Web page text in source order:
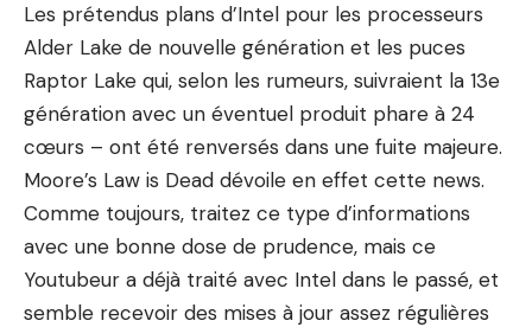
Les prétendus plans d’Intel pour les processeurs
Alder Lake de nouvelle génération et les puces
Raptor Lake qui, selon les rumeurs, suivraient la 13e
génération avec un éventuel produit phare à 24
cœurs – ont été renversés dans une fuite majeure.
Moore’s Law is Dead dévoile en effet cette news.
Comme toujours, traitez ce type d’informations
avec une bonne dose de prudence, mais ce
Youtubeur a déjà traité avec Intel dans le passé, et
semble recevoir des mises à jour assez régulières